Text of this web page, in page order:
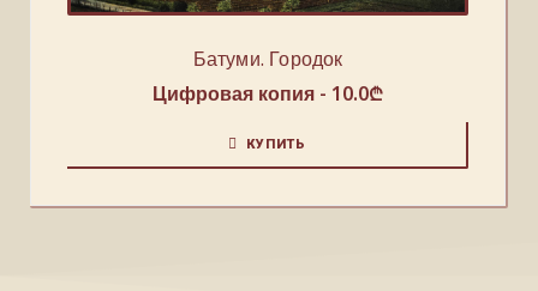
Батуми. Городок
Цифровая копия - 10.0₾
КУПИТЬ